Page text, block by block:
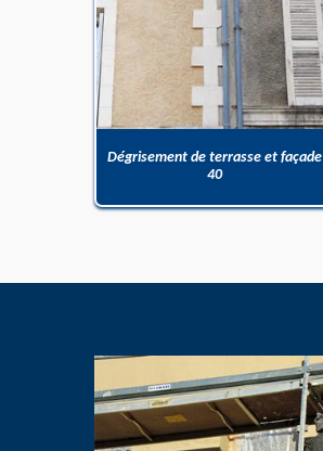
Dégrisement de terrasse et façade
40